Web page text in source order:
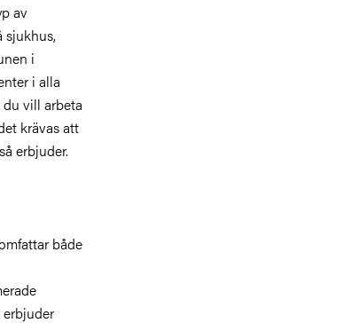
av
sjukhus,
i
i alla
vill arbeta
krävas att
erbjuder.
både